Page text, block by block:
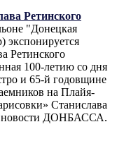
Ретинского
"Донецкая
экспонируется
Ретинского
100-летию со дня
и 65-й годовщине
на Плайя-
Станислава
новости ДОНБАССА.